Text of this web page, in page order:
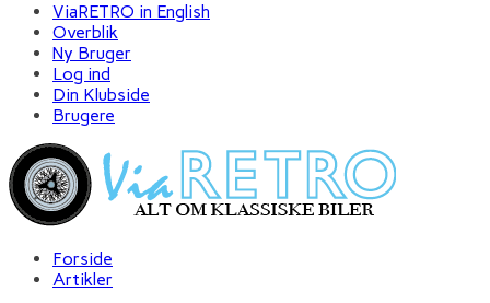
ViaRETRO in English
Overblik
Ny Bruger
Log ind
Din Klubside
Brugere
Forside
Artikler